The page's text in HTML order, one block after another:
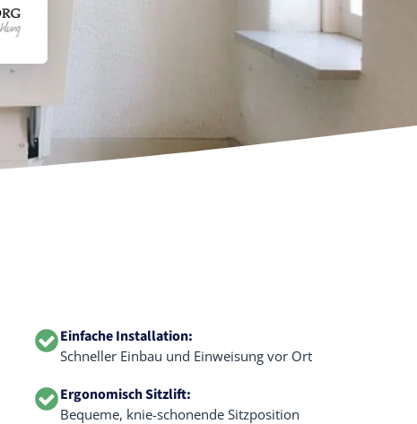
Einfache Installation:
Schneller Einbau und Einweisung vor Ort
Ergonomisch Sitzlift:
Bequeme, knie-schonende Sitzposition